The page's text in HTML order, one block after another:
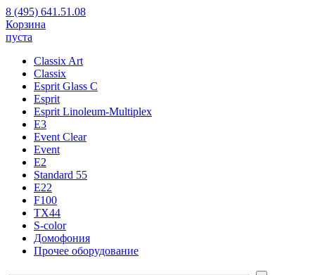
8 (495) 641.51.08
Корзина
пуста
Classix Art
Classix
Esprit Glass C
Esprit
Esprit Linoleum-Multiplex
E3
Event Clear
Event
E2
Standard 55
E22
F100
TX44
S-color
Домофония
Прочее оборудование